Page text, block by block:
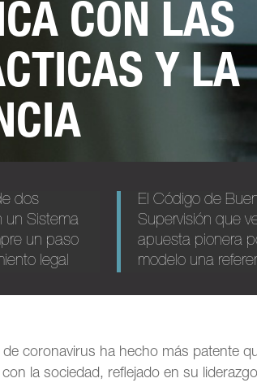
CON LAS
Y LA
dos
un Sistema
un paso
legal
El Código de
Supervisión que
apuesta pionera
modelo una
de coronavirus ha hecho más patente
la sociedad, reflejado en su